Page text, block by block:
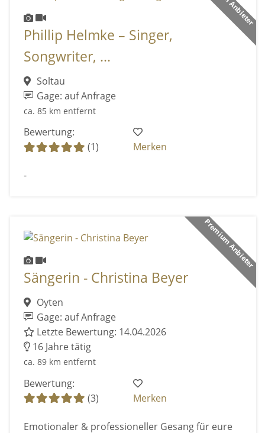
Phillip Helmke – Singer,
Songwriter, ...
Soltau
Gage: auf Anfrage
ca. 85 km entfernt
Bewertung:
(1)
Merken
-
Premium Anbieter
Sängerin - Christina Beyer
Oyten
Gage: auf Anfrage
Letzte Bewertung: 14.04.2026
16 Jahre tätig
ca. 89 km entfernt
Bewertung:
(3)
Merken
Emotionaler & professioneller Gesang für eure